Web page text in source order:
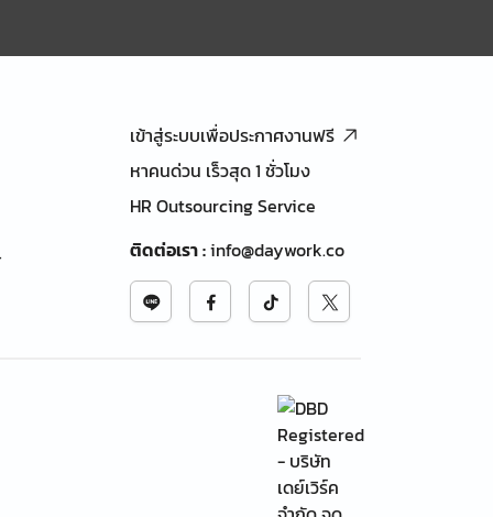
เข้าสู่ระบบเพื่อประกาศงานฟรี
หาคนด่วน เร็วสุด 1 ชั่วโมง
HR Outsourcing Service
ติดต่อเรา:info@daywork.co